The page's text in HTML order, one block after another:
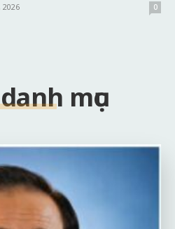
2026 0
mục